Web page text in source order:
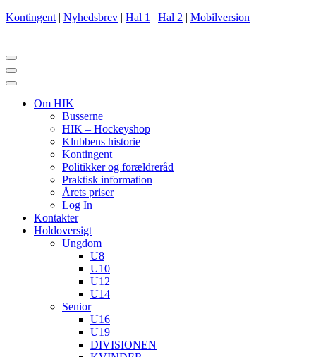
Kontingent | Nyhedsbrev | Hal 1 | Hal 2 | Mobilversion
Om HIK
Busserne
HIK – Hockeyshop
Klubbens historie
Kontingent
Politikker og forældreråd
Praktisk information
Årets priser
Log In
Kontakter
Holdoversigt
Ungdom
U8
U10
U12
U14
Senior
U16
U19
DIVISIONEN